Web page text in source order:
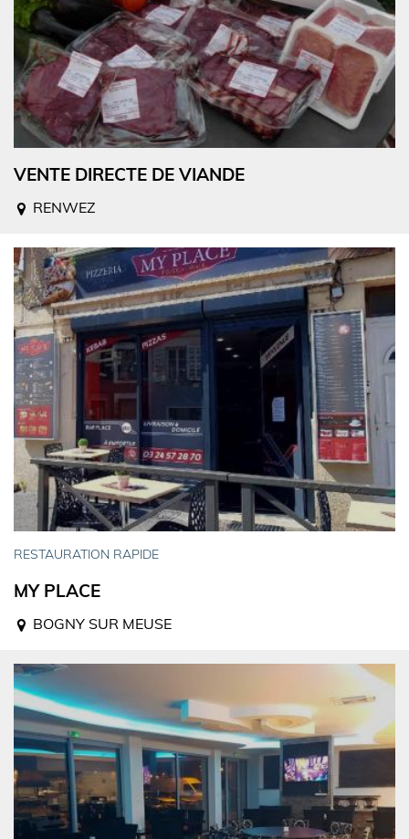
VENTE DIRECTE DE VIANDE
RENWEZ
RESTAURATION RAPIDE
MY PLACE
BOGNY SUR MEUSE